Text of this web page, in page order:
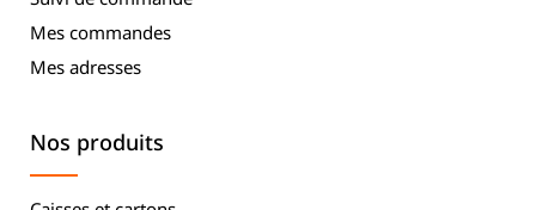
Mes commandes
Mes adresses
Nos produits